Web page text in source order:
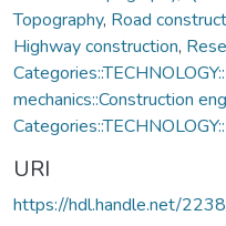
Topography, Road
Highway construction,
mechanics::Construction
URI
https://hdl.handle.net/